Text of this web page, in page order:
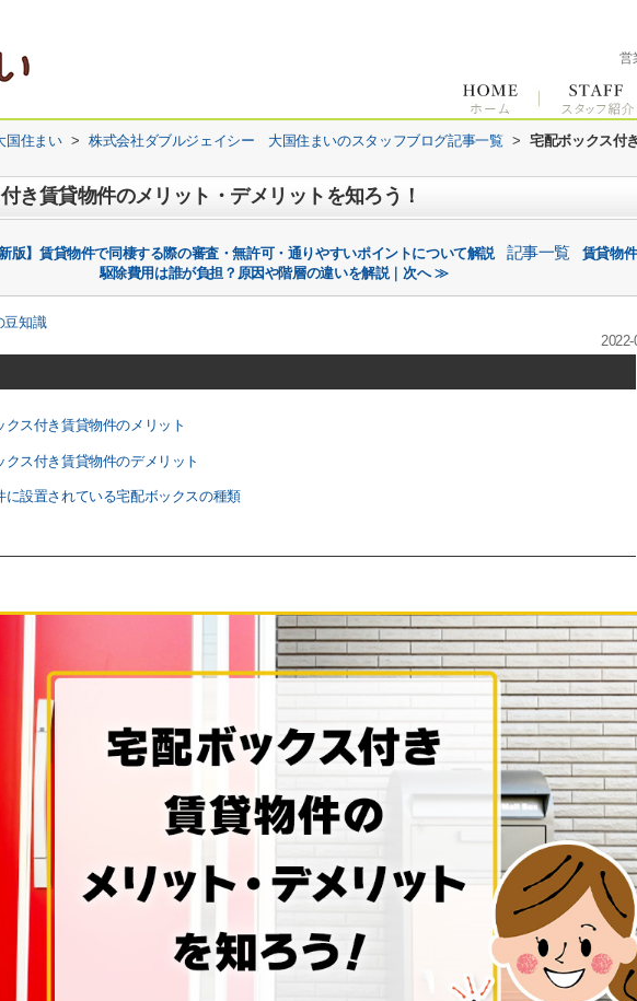
営
国住まい > 株式会社ダブルジェイシー 大国住まいのスタッフブログ記事一覧 >
宅配ボックス付
き賃貸物件のメリット・デメリットを知ろう！
版】賃貸物件で同棲する際の審査・無許可・通りやすいポイントについて解説 記事一覧
賃貸物
駆除費用は誰が負担？原因や階層の違いを解説｜次へ ≫
豆知識
2022-
ス付き賃貸物件のメリット
ス付き賃貸物件のデメリット
設置されている宅配ボックスの種類